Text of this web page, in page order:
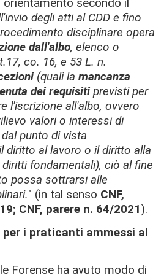
degli atti al CDD e fino
disciplinare opera
dall'albo, elenco o
co. 16, e 53 L. n.
(quali la mancanza
dei requisiti previsti per
l'iscrizione all'albo, ovvero
valori o interessi di
punto di vista
diritto al lavoro o il diritto alla
fondamentali), ciò al fine
possa sottrarsi alle
" (in tal senso CNF,
CNF, parere n. 64/2021).
i praticanti ammessi al
Forense ha avuto modo di